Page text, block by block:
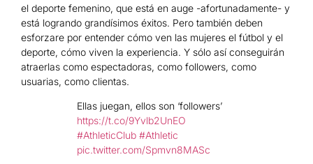
el deporte femenino, que está en auge -afortunadamente- y
está logrando grandísimos éxitos. Pero también deben
esforzare por entender cómo ven las mujeres el fútbol y el
deporte, cómo viven la experiencia. Y sólo así conseguirán
atraerlas como espectadoras, como followers, como
usuarias, como clientas.
Ellas juegan, ellos son ‘followers’
https://t.co/9Yvlb2UnEO
#AthleticClub #Athletic
pic.twitter.com/Spmvn8MASc